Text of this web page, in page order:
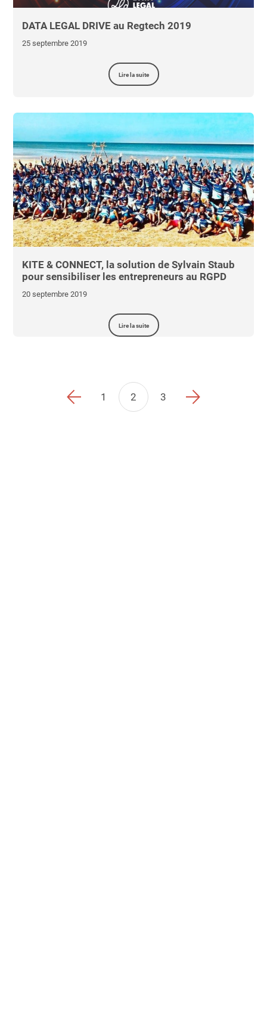
DATA LEGAL DRIVE au Regtech 2019
25 septembre 2019
Lire la suite
KITE & CONNECT, la solution de Sylvain Staub
pour sensibiliser les entrepreneurs au RGPD
20 septembre 2019
Lire la suite
1 2 3